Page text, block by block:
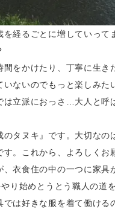
経るごとに増していって
をかけたり、丁寧に生き
ないのでもっと楽しみた
は立派におっさ…大人と呼
タヌキ』です。大切なの
。これから、よろしくお
衣食住の中の一つに家具
り始めとうとう職人の道
は好きな服を着て働ける